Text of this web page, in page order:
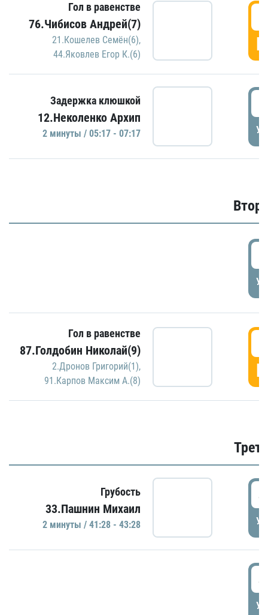
Гол в равенстве
76.Чибисов Андрей(7)
21.Кошелев Семён(6),
44.Яковлев Егор К.(6)
Задержка клюшкой
12.Неколенко Архип
2 минуты / 05:17 - 07:17
Гол в равенстве
87.Голдобин Николай(9)
2.Дронов Григорий(1),
91.Карпов Максим А.(8)
Грубость
33.Пашнин Михаил
2 минуты / 41:28 - 43:28